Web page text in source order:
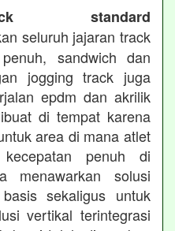
standard
seluruh jajaran track
sandwich dan
jogging track juga
epdm dan akrilik
di tempat karena
area di mana atlet
penuh di
menawarkan solusi
sekaligus untuk
vertikal terintegrasi